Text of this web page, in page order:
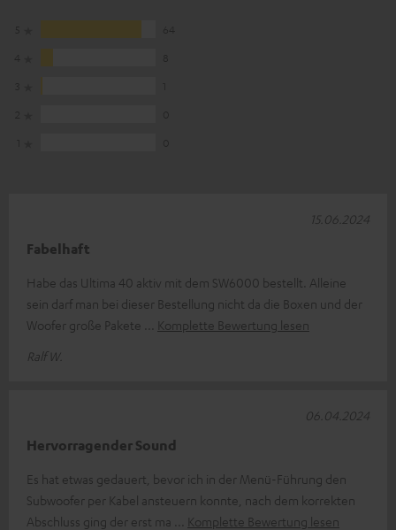
Fabelhaft
Habe das Ultima 40 aktiv mit dem SW6000 bestellt. Alleine
sein darf man bei dieser Bestellung nicht da die Boxen und der
Woofer große Pakete
Komplette Bewertung lesen
Ralf W.
15.06.2024
Hervorragender Sound
Es hat etwas gedauert, bevor ich in der Menü-Führung den
Subwoofer per Kabel ansteuern konnte, nach dem korrekten
Abschluss ging der erst ma
Komplette Bewertung lesen
06.04.2024